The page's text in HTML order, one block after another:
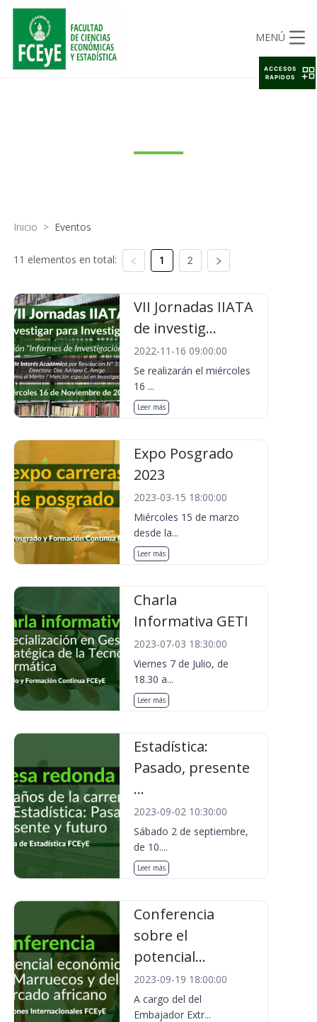
MENÚ
Inicio > Eventos
11 elementos en total: 1 2
VII Jornadas IIATA
de investig...
2022-11-16 09:00:00
Se realizarán el miércoles
16 ...
Leer más
Expo Posgrado
2023
2023-03-15 18:00:00
Miércoles 15 de marzo
desde la...
Leer más
Charla
Informativa GETI
2023-07-03 18:30:00
Viernes 7 de Julio, de
18.30 a...
Leer más
Estadística:
Pasado, presente
...
2023-09-02 10:30:00
Sábado 2 de septiembre,
de 10....
Leer más
Conferencia
sobre el
potencial...
2023-09-19 18:00:00
A cargo del del
Embajador Extr...
ACCESOS
RAPIDOS